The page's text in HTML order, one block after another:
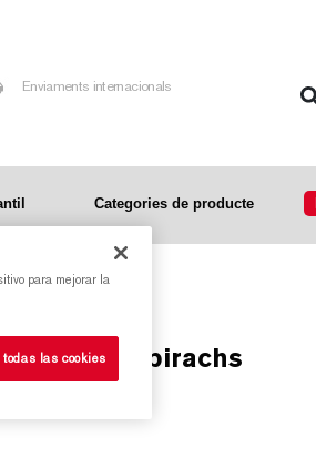
Enviaments internacionals
Categories de producte
Logí de Subirachs
para mejorar la
todas las cookies